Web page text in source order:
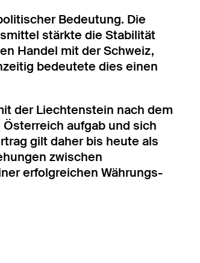
Bedeutung. Die
stärkte die Stabilität
Handel mit der Schweiz,
bedeutete dies einen
der Liechtenstein nach dem
aufgab und sich
gilt daher bis heute als
zwischen
erfolgreichen Währungs-